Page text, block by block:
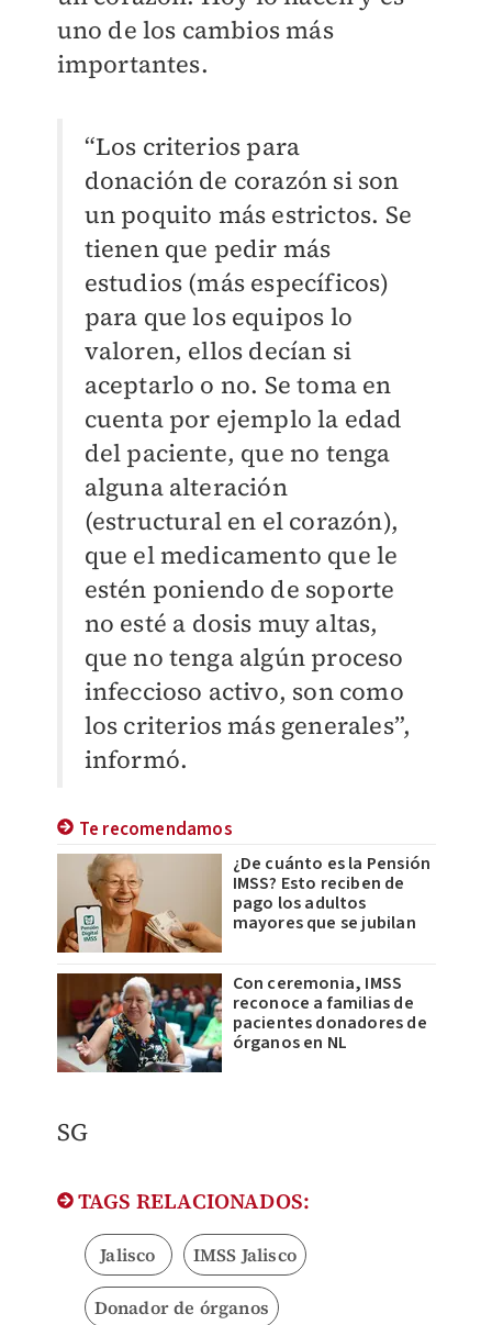
uno de los cambios más
importantes.
“Los criterios para
donación de corazón si son
un poquito más estrictos. Se
tienen que pedir más
estudios (más específicos)
para que los equipos lo
valoren, ellos decían si
aceptarlo o no. Se toma en
cuenta por ejemplo la edad
del paciente, que no tenga
alguna alteración
(estructural en el corazón),
que el medicamento que le
estén poniendo de soporte
no esté a dosis muy altas,
que no tenga algún proceso
infeccioso activo, son como
los criterios más generales”,
informó.
Te recomendamos
¿De cuánto es la Pensión
IMSS? Esto reciben de
pago los adultos
mayores que se jubilan
Con ceremonia, IMSS
reconoce a familias de
pacientes donadores de
órganos en NL
SG
TAGS RELACIONADOS:
Jalisco IMSS Jalisco
Donador de órganos